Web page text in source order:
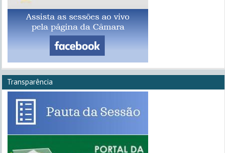
Transparência